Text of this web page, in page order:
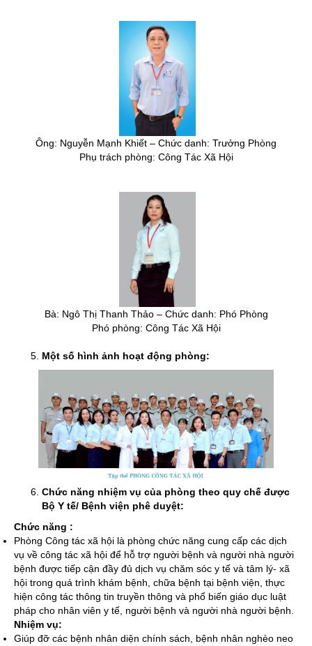
Ông: Nguyễn Mạnh Khiết – Chức danh: Trưởng Phòng
Phụ trách phòng: Công Tác Xã Hội
Bà: Ngô Thị Thanh Thảo – Chức danh: Phó Phòng
Phó phòng: Công Tác Xã Hội
Một số hình ảnh hoạt động phòng:
Chức năng nhiệm vụ của phòng theo quy chế được
Bộ Y tế/ Bệnh viện phê duyệt:
Chức năng :
Phòng Công tác xã hội là phòng chức năng cung cấp các dịch
vụ về công tác xã hội để hỗ trợ người bệnh và người nhà người
bệnh được tiếp cận đầy đủ dịch vụ chăm sóc y tế và tâm lý- xã
hội trong quá trình khám bệnh, chữa bệnh tại bệnh viện, thực
hiện công tác thông tin truyền thông và phổ biến giáo dục luật
pháp cho nhân viên y tế, người bệnh và người nhà người bệnh.
Nhiệm vụ:
Giúp đỡ các bệnh nhân diện chính sách, bệnh nhân nghèo neo